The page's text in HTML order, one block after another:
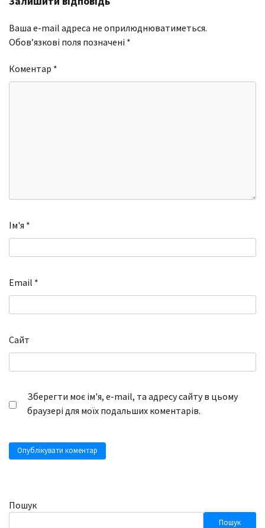
Ваша e-mail адреса не оприлюднюватиметься.
Обов’язкові поля позначені *
Коментар *
Ім'я *
Email *
Сайт
Зберегти моє ім'я, e-mail, та адресу сайту в цьому
браузері для моїх подальших коментарів.
Пошук
Пошук